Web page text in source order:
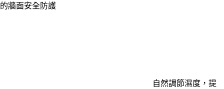
的牆面安全防護
自然調節濕度，提